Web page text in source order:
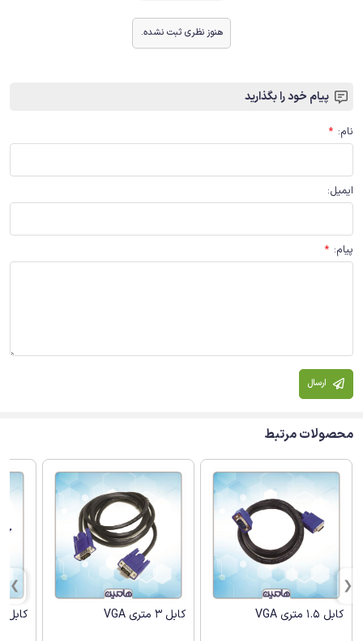
هنوز نظری ثبت نشده.
پیام خود را بگذارید
نام:
*
ایمیل:
پیام:
*
ارسال
محصولات مرتبط
کابل 1.5 متری VGA کابل 3 متری VGA کابل 5 متری VGA